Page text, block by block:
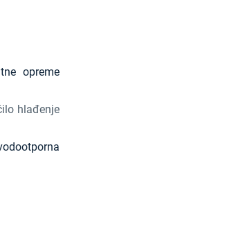
opreme
hlađenje